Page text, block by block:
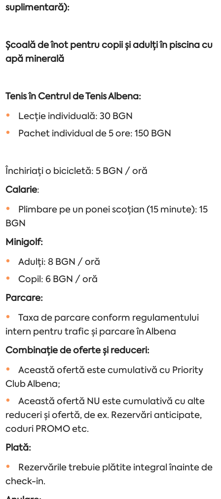
suplimentară):
Școală de înot pentru copii și adulți în piscina cu
apă minerală
Tenis în Centrul de Tenis Albena:
Lecție individuală: 30 BGN
Pachet individual de 5 ore: 150 BGN
Închiriați o bicicletă: 5 BGN / oră
Calarie:
Plimbare pe un ponei scoțian (15 minute): 15
BGN
Minigolf:
Adulți: 8 BGN / oră
Copil: 6 BGN / oră
Parcare:
Taxa de parcare conform regulamentului
intern pentru trafic și parcare în Albena
Combinație de oferte și reduceri:
Această ofertă este cumulativă cu Priority
Club Albena;
Această ofertă NU este cumulativă cu alte
reduceri și ofertă, de ex. Rezervări anticipate,
coduri PROMO etc.
Plată:
Rezervările trebuie plătite integral înainte de
check-in.